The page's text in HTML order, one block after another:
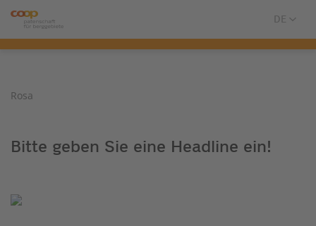
Rosa
Bitte geben Sie eine Headline ein!